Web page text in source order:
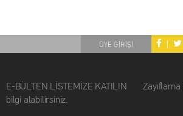
|
ÜYE GİRİŞİ
E-BÜLTEN LİSTEMİZE KATILIN Zayıflama
bilgi alabilirsiniz.